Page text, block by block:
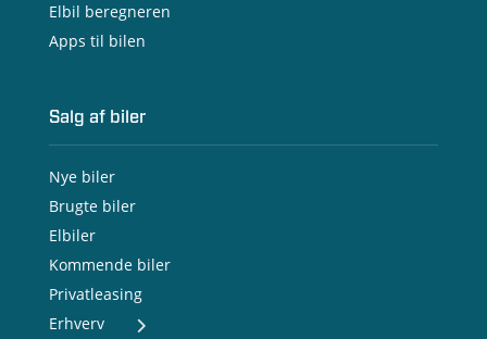
Elbil beregneren
Apps til bilen
Salg af biler
Nye biler
Brugte biler
Elbiler
Kommende biler
Privatleasing
Erhverv